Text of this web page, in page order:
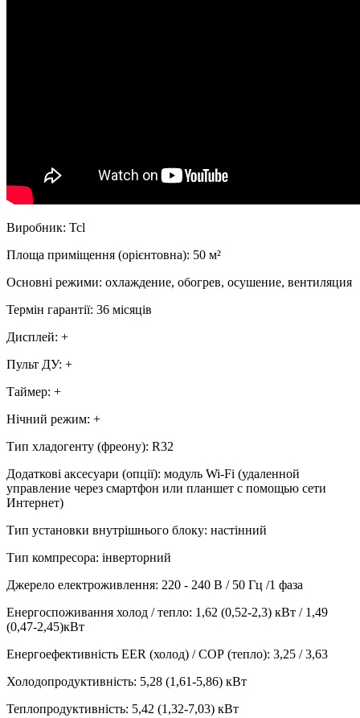
Виробник: Tcl
Площа приміщення (орієнтовна): 50 м²
Основні режими: охлаждение, обогрев, осушение, вентиляция
Термін гарантії: 36 місяців
Дисплей: +
Пульт ДУ: +
Таймер: +
Нічний режим: +
Тип хладогенту (фреону): R32
Додаткові аксесуари (опції): модуль Wi-Fi (удаленной
управление через смартфон или планшет с помощью сети
Интернет)
Тип установки внутрішнього блоку: настінний
Тип компресора: інверторний
Джерело електроживлення: 220 - 240 В / 50 Гц /1 фаза
Енергоспоживання холод / тепло: 1,62 (0,52-2,3) кВт / 1,49
(0,47-2,45)кВт
Енергоефективність EER (холод) / СОР (тепло): 3,25 / 3,63
Холодопродуктивність: 5,28 (1,61-5,86) кВт
Теплопродуктивність: 5,42 (1,32-7,03) кВт